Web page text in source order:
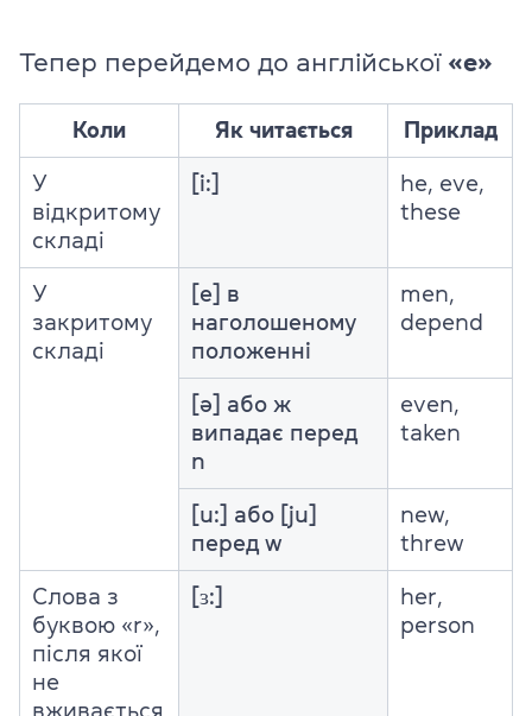
Тепер перейдемо до англійської «e»
Коли Як читається Приклад
У
відкритому
складі
[i:]
he, eve,
these
У
закритому
складі
[e] в
наголошеному
положенні
men,
depend
[ə] або ж
випадає перед
n
even,
taken
[u:] або [ju]
перед w
new,
threw
Слова з
буквою «r»,
після якої
не
вживається
[ɜ:]
her,
person